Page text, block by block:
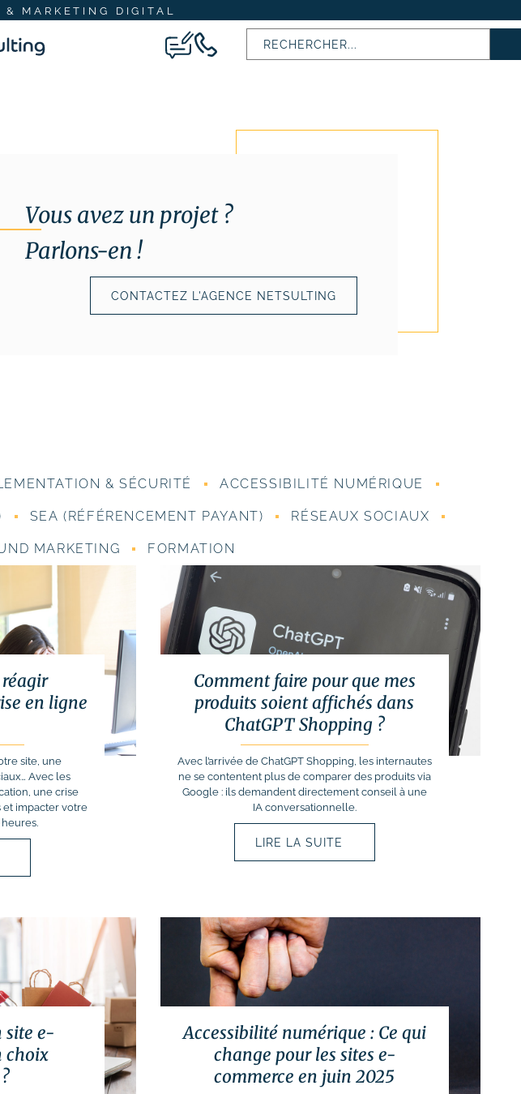
MARKETING DIGITAL
Vous avez un projet ?
Parlons-en !
CONTACTEZ L'AGENCE NETSULTING
& SÉCURITÉ ACCESSIBILITÉ NUMÉRIQUE
SEA (RÉFÉRENCEMENT PAYANT) RÉSEAUX SOCIAUX
MARKETING FORMATION
en ligne
site, une
Avec les
une crise
impacter votre
Comment faire pour que mes
produits soient affichés dans
ChatGPT Shopping ?
Avec l’arrivée de ChatGPT Shopping, les internautes
ne se contentent plus de comparer des produits via
Google : ils demandent directement conseil à une
IA conversationnelle.
LIRE LA SUITE
site e-
choix
Accessibilité numérique : Ce qui
change pour les sites e-
commerce en juin 2025